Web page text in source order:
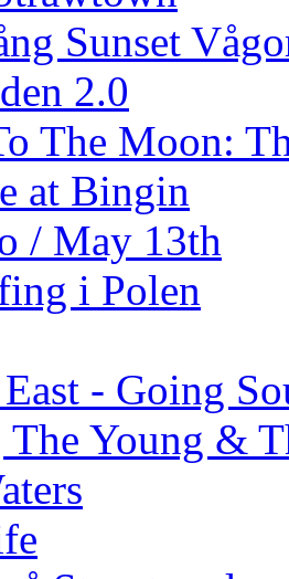
Sunset
2.0
The Moon:
at Bingin
/ May 13th
i Polen
- Going
Young &